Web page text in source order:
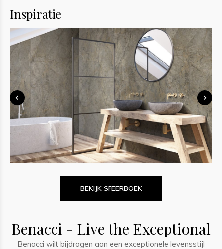
Inspiratie
BEKIJK SFEERBOEK
Benacci - Live the Exceptional
Benacci wilt bijdragen aan een exceptionele levensstijl